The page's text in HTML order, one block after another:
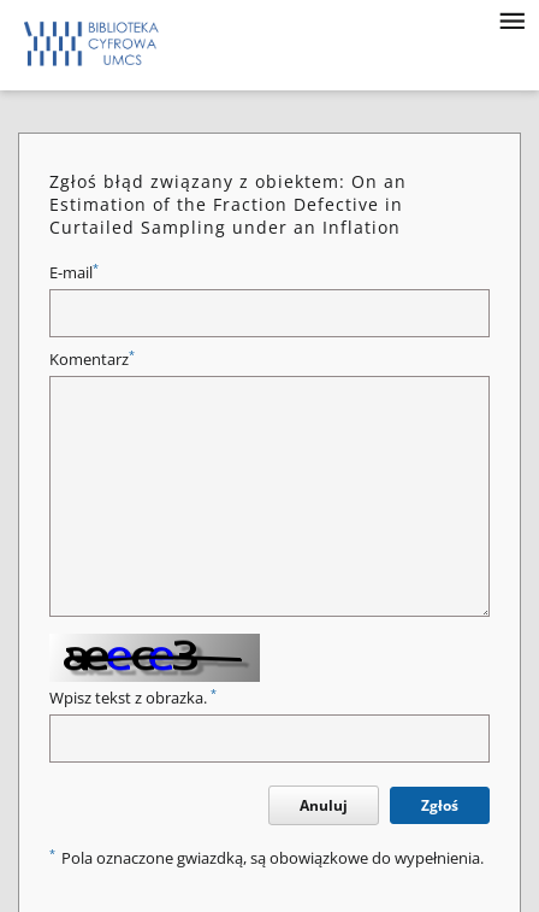
Zgłoś błąd związany z obiektem: On an
Estimation of the Fraction Defective in
Curtailed Sampling under an Inflation
E-mail*
Komentarz*
Wpisz tekst z obrazka. *
Anuluj Zgłoś
* Pola oznaczone gwiazdką, są obowiązkowe do wypełnienia.